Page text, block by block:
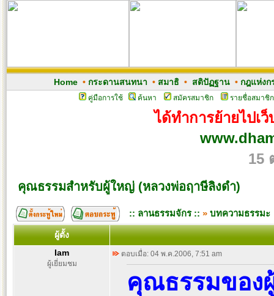
Home• กระดานสนทนา • สมาธิ• สติปัฏฐาน• กฎแห่งก
คู่มือการใช้ ค้นหา สมัครสมาชิก รายชื่อสมาชิก
ได้ทำการย้ายไปเ
15
คุณธรรมสำหรับผู้ใหญ่ (หลวงพ่อฤาษีลิงดำ)
:: ลานธรรมจักร :: » บทความธรรมะ
ผู้ตั้ง
Iam
ผู้เยี่ยมชม
ตอบเมื่อ: 04 พ.ค.2006, 7:51 am
คุณธรรมของ